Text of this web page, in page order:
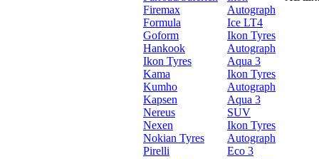
Firemax
Formula
Goform
Hankook
Ikon Tyres
Kama
Kumho
Kapsen
Nereus
Nexen
Nokian Tyres
Pirelli
Autograph
Ice LT4
Ikon Tyres
Autograph
Aqua 3
Ikon Tyres
Autograph
Aqua 3
SUV
Ikon Tyres
Autograph
Eco 3